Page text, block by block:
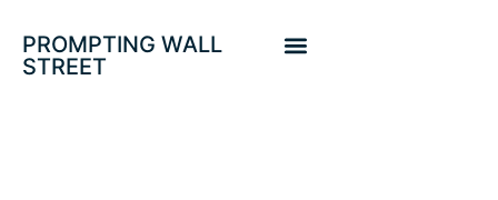
PROMPTING WALL
STREET